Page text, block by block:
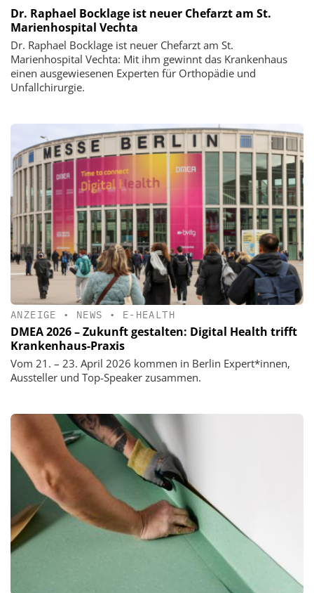
Dr. Raphael Bocklage ist neuer Chefarzt am St.
Marienhospital Vechta
Dr. Raphael Bocklage ist neuer Chefarzt am St.
Marienhospital Vechta: Mit ihm gewinnt das Krankenhaus
einen ausgewiesenen Experten für Orthopädie und
Unfallchirurgie.
ANZEIGE • NEWS • E-HEALTH
DMEA 2026 – Zukunft gestalten: Digital Health trifft
Krankenhaus-Praxis
Vom 21. – 23. April 2026 kommen in Berlin Expert*innen,
Aussteller und Top-Speaker zusammen.